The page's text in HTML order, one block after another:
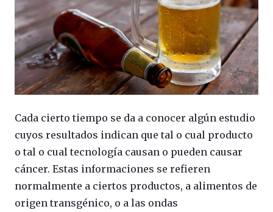
Cada cierto tiempo se da a conocer algún estudio
cuyos resultados indican que tal o cual producto
o tal o cual tecnología causan o pueden causar
cáncer. Estas informaciones se refieren
normalmente a ciertos productos, a alimentos de
origen transgénico, o a las ondas